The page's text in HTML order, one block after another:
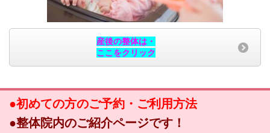
産後の整体は・
ここをクリック
●初めての方のご予約・ご利用方法
●整体院内のご紹介ページです！